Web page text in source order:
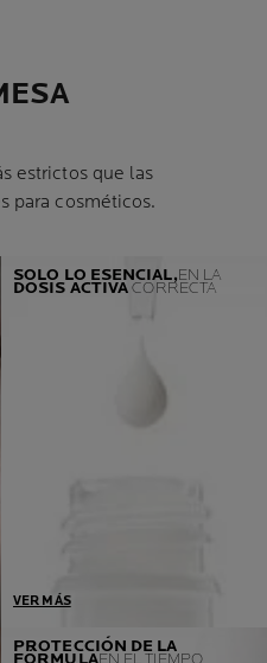
estrictos que las
para cosméticos.
SOLO LO ESENCIAL,EN LA
DOSIS ACTIVACORRECTA
VER MÁS
Desarrollados en
PROTECCIÓN DE LA